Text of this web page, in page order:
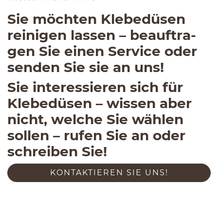
Sie möchten Klebedüsen
reini­gen lassen – beauf­tra­
gen Sie einen Ser­vice oder
senden Sie sie an uns!
Sie inter­essieren sich für
Klebedüsen – wis­sen aber
nicht, welche Sie wählen
sollen – rufen Sie an oder
schreiben Sie!
KON­TAK­TIEREN SIE UNS!